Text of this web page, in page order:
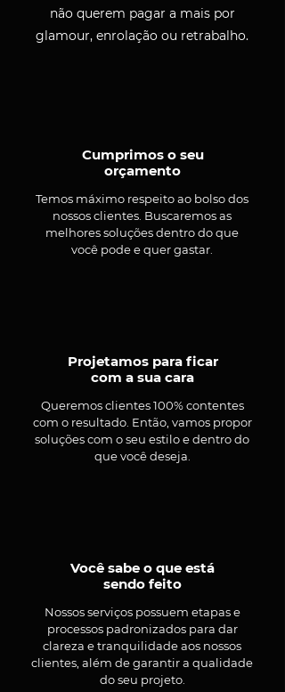
não querem pagar a mais por
glamour, enrolação ou retrabalho.
Cumprimos o seu
orçamento
Temos máximo respeito ao bolso dos
nossos clientes. Buscaremos as
melhores soluções dentro do que
você pode e quer gastar.
Projetamos para ficar
com a sua cara
Queremos clientes 100% contentes
com o resultado. Então, vamos propor
soluções com o seu estilo e dentro do
que você deseja.
Você sabe o que está
sendo feito
Nossos serviços possuem etapas e
processos padronizados para dar
clareza e tranquilidade aos nossos
clientes, além de garantir a qualidade
do seu projeto.